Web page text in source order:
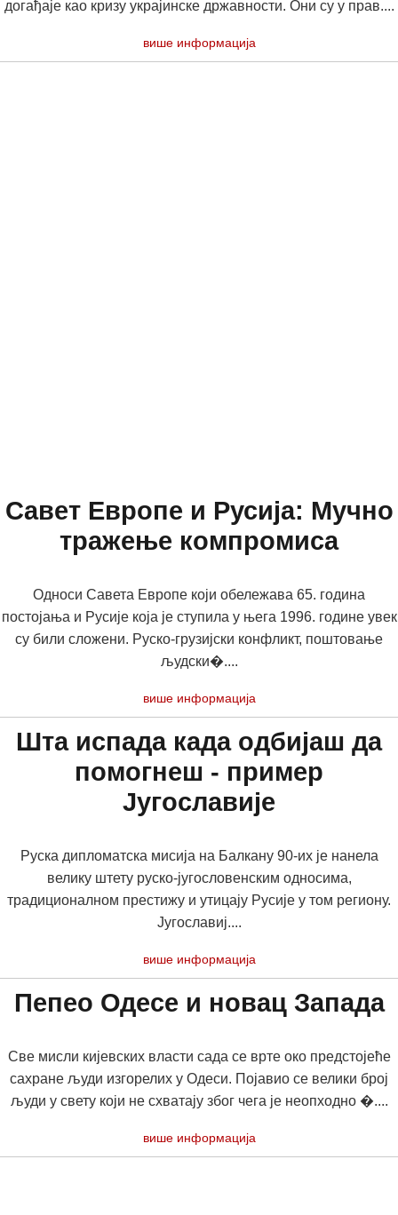
догађаје као кризу украјинске државности. Они су у прав....
више информација
Савет Европе и Русија: Мучно
тражење компромиса
Односи Савета Европе који обележава 65. година
постојања и Русије која је ступила у њега 1996. године увек
су били сложени. Руско-грузијски конфликт, поштовање
људски�....
више информација
Шта испада када одбијаш да
помогнеш - пример
Југославије
Руска дипломатска мисија на Балкану 90-их је нанела
велику штету руско-југословенским односима,
традиционалном престижу и утицају Русије у том региону.
Југославиј....
више информација
Пепео Одесе и новац Запада
Све мисли кијевских власти сада се врте око предстојеће
сахране људи изгорелих у Одеси. Појавио се велики број
људи у свету који не схватају због чега је неопходно �....
више информација